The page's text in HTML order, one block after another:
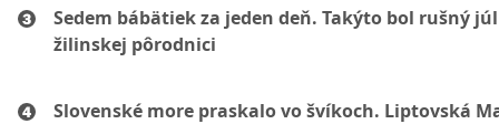
Sedem bábätiek za jeden deň. Takýto bol rušný
žilinskej pôrodnici
Slovenské more praskalo vo švíkoch. Liptovská